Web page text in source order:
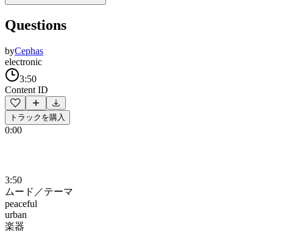
Questions
byCephas
electronic
3:50
Content ID
トラックを購入
0:00
3:50
ムード／テーマ
peaceful
urban
楽器